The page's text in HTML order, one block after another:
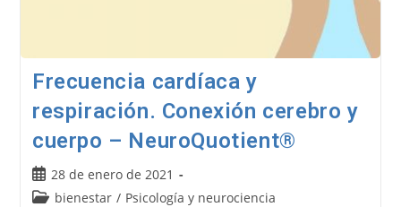
Frecuencia cardíaca y
respiración. Conexión cerebro y
cuerpo – NeuroQuotient®
Publicación
de
28 de enero de 2021
Categoría
bienestar / Psicología y neurociencia